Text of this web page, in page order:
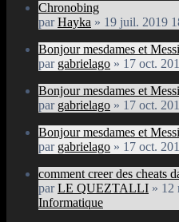
Chronobing
parHayka » 19 juil. 2019
Bonjour mesdames et
par gabrielago » 17 oct.
Bonjour mesdames et
par gabrielago » 17 oct.
Bonjour mesdames et
par gabrielago » 17 oct.
comment creer des cheats
parLE QUEZTALLI » 12
Informatique